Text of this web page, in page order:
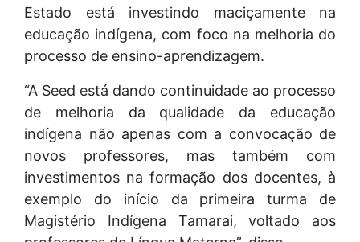
Estado está investindo maciçamente na
educação indígena, com foco na melhoria do
processo de ensino-aprendizagem.
“A Seed está dando continuidade ao processo
de melhoria da qualidade da educação
indígena não apenas com a convocação de
novos professores, mas também com
investimentos na formação dos docentes, à
exemplo do início da primeira turma de
Magistério Indígena Tamarai, voltado aos